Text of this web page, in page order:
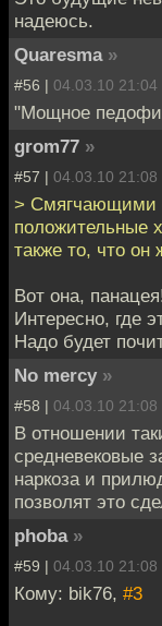
надеюсь.
Quaresma »
#56 | 04.03.10 21:04
"Мощное
grom77 »
#57 | 04.03.10 21:08
> Смягчающими
положительные
также то, что он
Вот она,
Интересно, где
Надо будет
No mercy »
#58 | 04.03.10 21:08
В отношении
средневековые
наркоза и
позволят это
phoba »
#59 | 04.03.10 21:08
Кому: bik76, #3